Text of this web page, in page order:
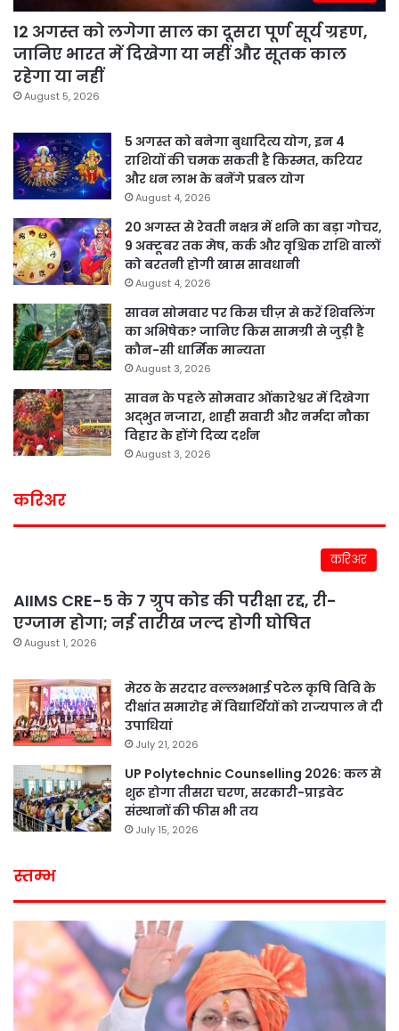
12 अगस्त को लगेगा साल का दूसरा पूर्ण सूर्य ग्रहण,
जानिए भारत में दिखेगा या नहीं और सूतक काल
रहेगा या नहीं
August 5, 2026
5 अगस्त को बनेगा बुधादित्य योग, इन 4
राशियों की चमक सकती है किस्मत, करियर
और धन लाभ के बनेंगे प्रबल योग
August 4, 2026
20 अगस्त से रेवती नक्षत्र में शनि का बड़ा गोचर,
9 अक्टूबर तक मेष, कर्क और वृश्चिक राशि वालों
को बरतनी होगी खास सावधानी
August 4, 2026
सावन सोमवार पर किस चीज़ से करें शिवलिंग
का अभिषेक? जानिए किस सामग्री से जुड़ी है
कौन-सी धार्मिक मान्यता
August 3, 2026
सावन के पहले सोमवार ओंकारेश्वर में दिखेगा
अद्भुत नजारा, शाही सवारी और नर्मदा नौका
विहार के होंगे दिव्य दर्शन
August 3, 2026
करिअर
करिअर
AIIMS CRE-5 के 7 ग्रुप कोड की परीक्षा रद्द, री-
एग्जाम होगा; नई तारीख जल्द होगी घोषित
August 1, 2026
मेरठ के सरदार वल्लभभाई पटेल कृषि विवि के
दीक्षांत समारोह में विद्यार्थियों को राज्यपाल ने दी
उपाधियां
July 21, 2026
UP Polytechnic Counselling 2026: कल से
शुरू होगा तीसरा चरण, सरकारी-प्राइवेट
संस्थानों की फीस भी तय
July 15, 2026
स्तम्भ